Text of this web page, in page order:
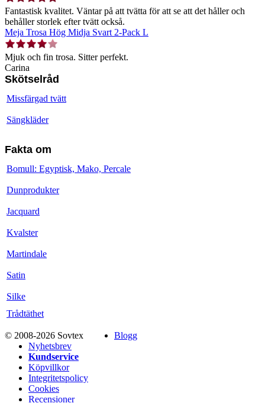
Fantastisk kvalitet. Väntar på att tvätta för att se att det håller och
behåller storlek efter tvätt också.
Meja Trosa Hög Midja Svart 2-Pack L
Mjuk och fin trosa. Sitter perfekt.
Carina
Skötselråd
Missfärgad tvätt
Sängkläder
Fakta om
Bomull: Egyptisk, Mako, Percale
Dunprodukter
Jacquard
Kvalster
Martindale
Satin
Silke
Trådtäthet
© 2008-2026 Sovtex
Blogg
Nyhetsbrev
Kundservice
Köpvillkor
Integritetspolicy
Cookies
Recensioner